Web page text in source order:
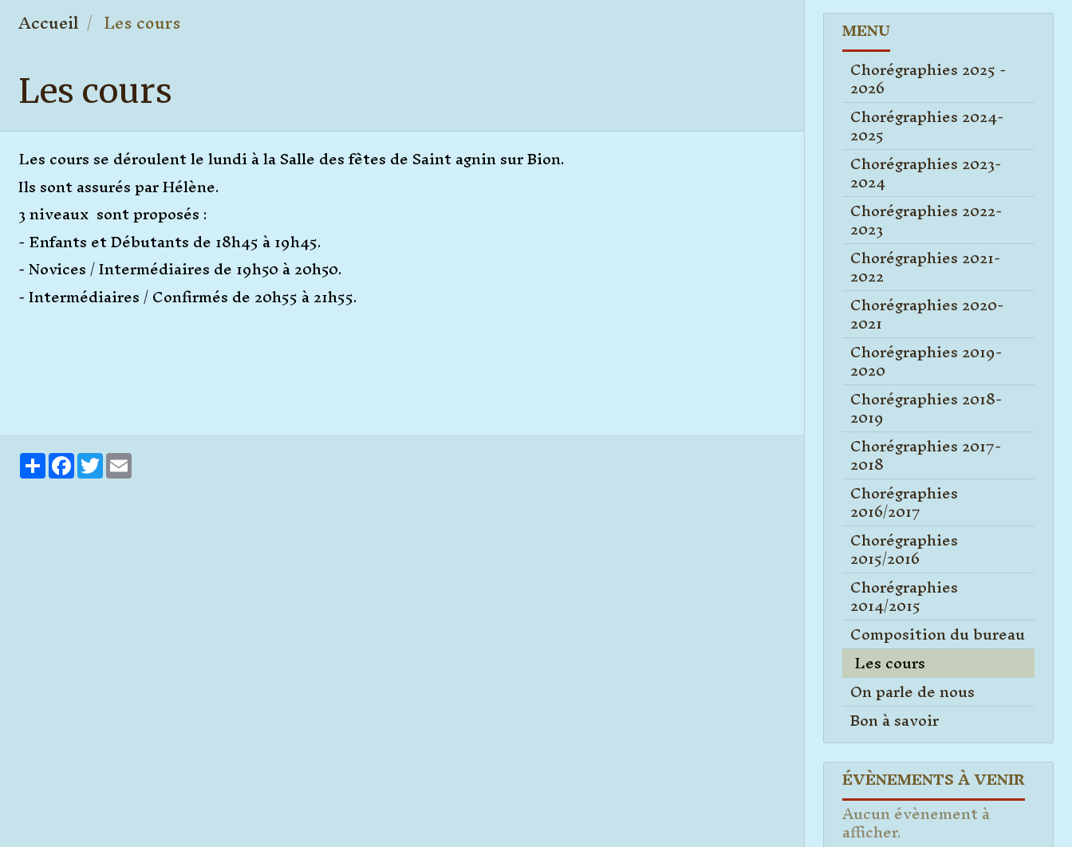
Accueil Les cours
Les cours
Les cours se déroulent le lundi à la Salle des fêtes de Saint agnin sur Bion.
Ils sont assurés par Hélène.
3 niveaux sont proposés :
- Enfants et Débutants de 18h45 à 19h45.
- Novices / Intermédiaires de 19h50 à 20h50.
- Intermédiaires / Confirmés de 20h55 à 21h55.
Partager
Facebook
Twitter
MENU
Chorégraphies 2025 -
2026
Chorégraphies 2024-
2025
Chorégraphies 2023-
2024
Chorégraphies 2022-
2023
Chorégraphies 2021-
2022
Chorégraphies 2020-
2021
Chorégraphies 2019-
2020
Chorégraphies 2018-
2019
Chorégraphies 2017-
2018
Chorégraphies
2016/2017
Chorégraphies
2015/2016
Chorégraphies
2014/2015
Composition du bureau
Les cours
On parle de nous
Bon à savoir
ÉVÈNEMENTS À VENIR
Aucun évènement à
afficher.